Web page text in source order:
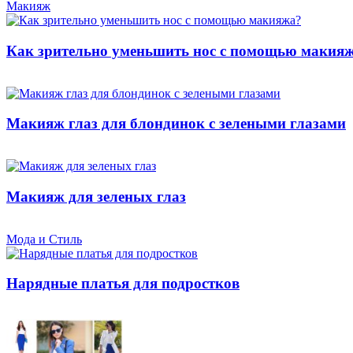
Макияж
Как зрительно уменьшить нос с помощью
Макияж глаз для блондинок с зелеными глазами
Макияж для зеленых глаз
Мода и Стиль
Нарядные платья для подростков